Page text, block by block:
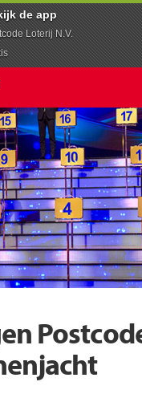
de app
Loterij N.V.